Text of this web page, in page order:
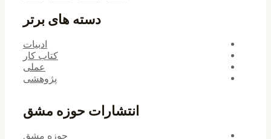
دسته های برتر
ادبیات
کتاب کار
عملی
پژوهشی
انتشارات حوزه مشق
حوزه مشق